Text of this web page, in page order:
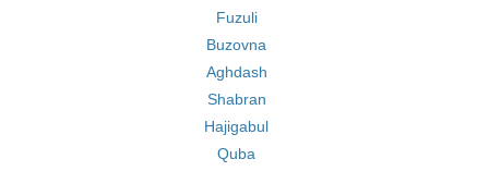
Fuzuli
Buzovna
Aghdash
Shabran
Hajigabul
Quba